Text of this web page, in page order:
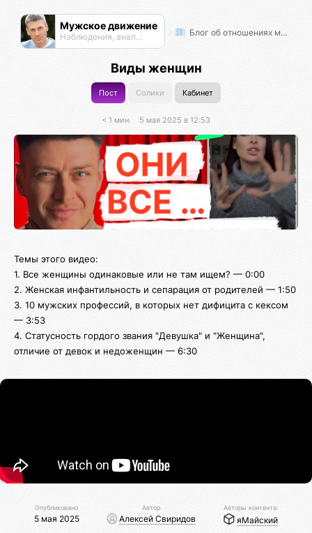
Мужское движение
Наблюдения, анализ, обсуждения Блог об отношениях мужчин и женщин
Виды женщин
Пост Солики Кабинет
< 1 мин. 5 мая 2025 в 12:53
Темы этого видео:
1. Все женщины одинаковые или не там ищем? — 0:00
2. Женская инфантильность и сепарация от родителей — 1:50
3. 10 мужских профессий, в которых нет дифицита с кексом
— 3:53
4. Статусность гордого звания "Девушка" и "Женщина",
отличие от девок и недоженщин — 6:30
Опубликовано
5 мая 2025
Автор
Алексей Свиридов
Авторы контента:
яМайский